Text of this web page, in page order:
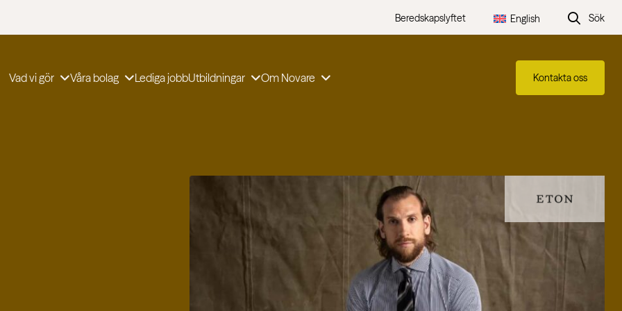
Beredskapslyftet English Sök
Vad vi gör Våra bolag Lediga jobbUtbildningar Om Novare Kontakta oss